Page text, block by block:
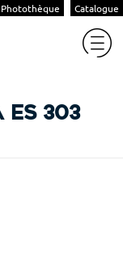
Photothèque Catalogue
303